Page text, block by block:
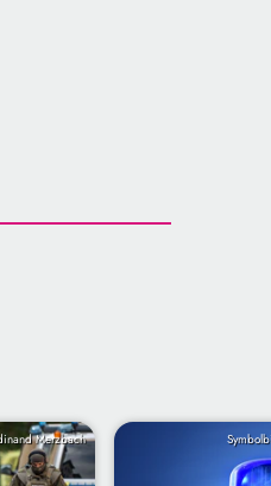
Merzbach